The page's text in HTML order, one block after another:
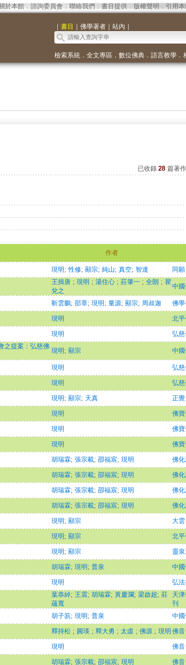
於本館． 諮詢委員會． 聯絡我們 ． 書目提供． 版權聲明 ． 引用
｜ 書目 ｜ 佛學著者｜ 站內 ｜
檢索系統． 全文專區 ． 數位佛典． 語言教學．
已收錄 28 篇著
作者
現明 ;性修; 顯宗; 純山; 真空; 智達 同願
王揖唐 ; 現明 ; 湯住心 ; 莊肇一 ; 全朗 ; 瞿
兌之
中國
靳雲鵬; 邵章; 現明 ; 量源; 顯宗; 周叔迦 佛學
現明 北平
現明 弘慈
之提案：弘慈佛
現明 ; 顯宗 中
現明 弘慈
現明 弘慈
現明 ; 顯宗; 天真 正覺
現明 佛寶
現明 佛寶
現明 佛寶
胡瑞霖; 張宗載; 卲福宸; 現明 佛
胡瑞霖; 張宗載; 卲福宸; 現明 佛
胡瑞霖; 張宗載; 卲福宸; 現明 佛
胡瑞霖; 張宗載; 卲福宸; 現明 佛
現明 ; 顯宗 大雲
現明 ; 顯宗 北平
現明 ; 顯宗 靈
胡瑞霖; 現明 ; 普泉 中
現明 弘法
葉恭綽; 王震; 胡瑞霖; 黃慶瀾; 梁啟超; 莊
蘊寬
天
刊
胡子笏; 現明 ; 普泉 中
釋持松 ; 圓瑛 ; 釋大勇 ; 太虛 ; 佛源 ; 現明 佛音
現明 佛音
胡瑞霖; 張宗載; 卲福宸; 現明 佛音